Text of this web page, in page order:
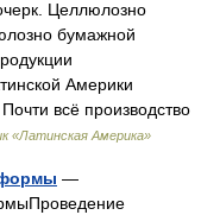
Целлюлозно
бумажной
Америки
всё производство
«Латинская Америка»
—